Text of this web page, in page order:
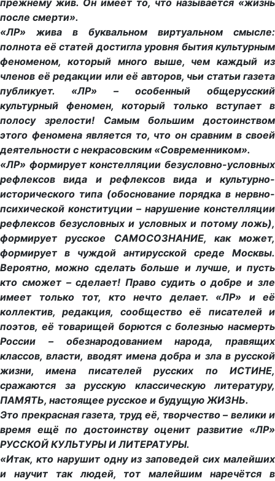
прежнему жив. Он имеет то, что называется «жизнь
после смерти».
«ЛР» жива в буквальном виртуальном смысле:
полнота её статей достигла уровня бытия культурным
феноменом, который много выше, чем каждый из
членов её редакции или её авторов, чьи статьи газета
публикует. «ЛР» – особенный общерусский
культурный феномен, который только вступает в
полосу зрелости! Самым большим достоинством
этого феномена является то, что он сравним в своей
деятельности с некрасовским «Современником».
«ЛР» формирует констелляции безусловно-условных
рефлексов вида и рефлексов вида и культурно-
исторического типа (обоснование порядка в нервно-
психической конституции – нарушение констелляции
рефлексов безусловных и условных и потому ложь),
формирует русское САМОСОЗНАНИЕ, как может,
формирует в чуждой антирусской среде Москвы.
Вероятно, можно сделать больше и лучше, и пусть
кто сможет – сделает! Право судить о добре и зле
имеет только тот, кто нечто делает. «ЛР» и её
коллектив, редакция, сообщество её писателей и
поэтов, её товарищей борются с болезнью насмерть
России – обезнародованием народа, правящих
классов, власти, вводят имена добра и зла в русской
жизни, имена писателей русских по ИСТИНЕ,
сражаются за русскую классическую литературу,
ПАМЯТЬ, настоящее русское и будущую ЖИЗНЬ.
Это прекрасная газета, труд её, творчество – велики и
время ещё по достоинству оценит развитие «ЛР»
РУССКОЙ КУЛЬТУРЫ И ЛИТЕРАТУРЫ.
«Итак, кто нарушит одну из заповедей сих малейших
и научит так людей, тот малейшим наречётся в